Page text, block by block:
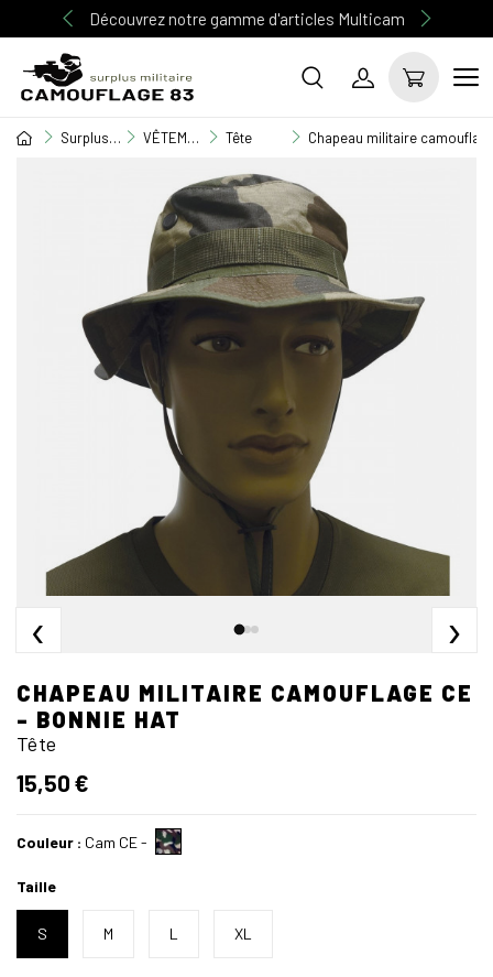
Découvrez notre gamme d'articles Multicam
Surplus Militaire VÊTEMENT MILITAIRE Tête Chapeau militaire
‹ ›
CHAPEAU MILITAIRE CAMOUFLAGE CE
- BONNIE HAT
Tête
15,50 €
Couleur : Cam CE-
Taille
S M L XL